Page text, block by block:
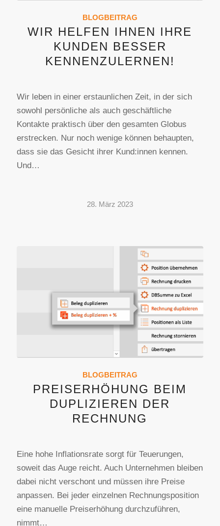
BLOGBEITRAG
WIR HELFEN IHNEN IHRE
KUNDEN BESSER
KENNENZULERNEN!
Wir leben in einer erstaunlichen Zeit, in der sich
sowohl persönliche als auch geschäftliche
Kontakte praktisch über den gesamten Globus
erstrecken. Nur noch wenige können behaupten,
dass sie das Gesicht ihrer Kund:innen kennen.
Und…
28. März 2023
BLOGBEITRAG
PREISERHÖHUNG BEIM
DUPLIZIEREN DER
RECHNUNG
Eine hohe Inflationsrate sorgt für Teuerungen,
soweit das Auge reicht. Auch Unternehmen bleiben
dabei nicht verschont und müssen ihre Preise
anpassen. Bei jeder einzelnen Rechnungsposition
eine manuelle Preiserhöhung durchzuführen,
nimmt…